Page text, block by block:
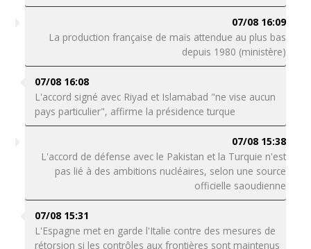
07/08 16:09
La production française de maïs attendue au plus bas
depuis 1980 (ministère)
07/08 16:08
L'accord signé avec Riyad et Islamabad "ne vise aucun
pays particulier", affirme la présidence turque
07/08 15:38
L'accord de défense avec le Pakistan et la Turquie n'est
pas lié à des ambitions nucléaires, selon une source
officielle saoudienne
07/08 15:31
L'Espagne met en garde l'Italie contre des mesures de
rétorsion si les contrôles aux frontières sont maintenus